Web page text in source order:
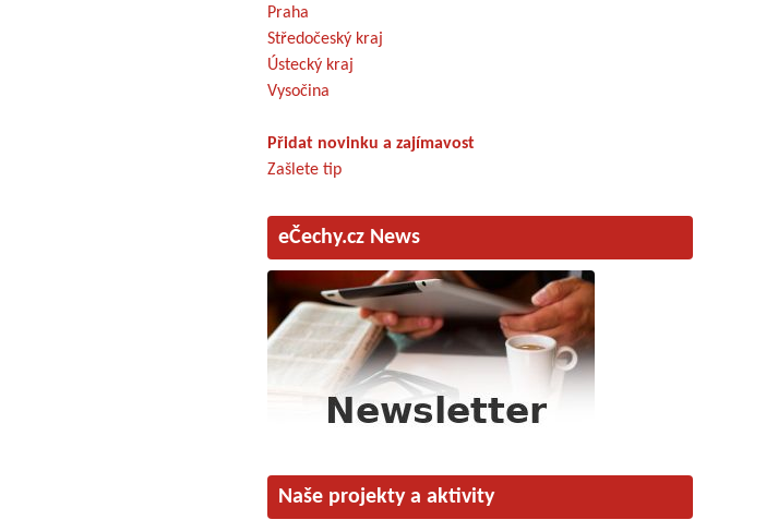
Praha
Středočeský kraj
Ústecký kraj
Vysočina
Přidat novinku a zajímavost
Zašlete tip
eČechy.cz News
Naše projekty a aktivity